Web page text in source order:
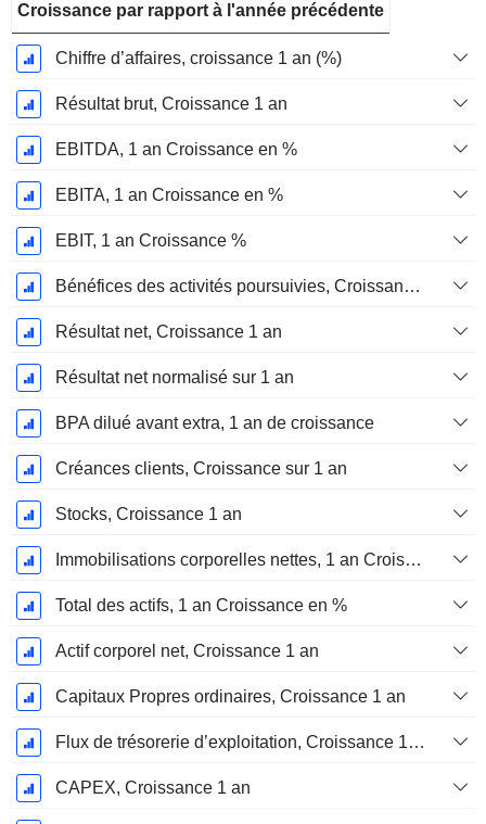
Croissance par rapport à l'année précédente
Chiffre d’affaires, croissance 1 an (%)
Résultat brut, Croissance 1 an
EBITDA, 1 an Croissance en %
EBITA, 1 an Croissance en %
EBIT, 1 an Croissance %
Bénéfices des activités poursuivies, Croissance 1 an
Résultat net, Croissance 1 an
Résultat net normalisé sur 1 an
BPA dilué avant extra, 1 an de croissance
Créances clients, Croissance sur 1 an
Stocks, Croissance 1 an
Immobilisations corporelles nettes, 1 an Croissance
Total des actifs, 1 an Croissance en %
Actif corporel net, Croissance 1 an
Capitaux Propres ordinaires, Croissance 1 an
Flux de trésorerie d’exploitation, Croissance 1 an
CAPEX, Croissance 1 an